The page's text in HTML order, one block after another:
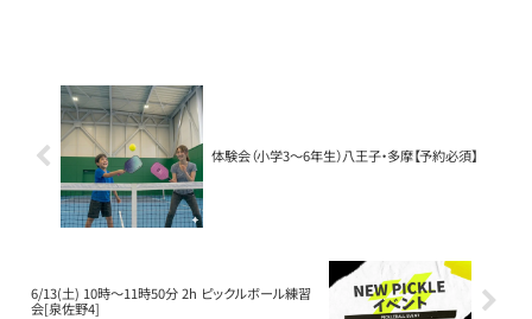
体験会（小学3～6年生）八王子・多摩【予約必須】
6/13(土) 10時～11時50分 2h ピックルボール練習
会[泉佐野4]